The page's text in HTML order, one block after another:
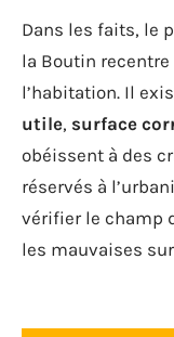
Dans les faits, le
la Boutin
l’habitation. Il
utile, surface
obéissent à des
réservés à
vérifier le champ
les mauvaises